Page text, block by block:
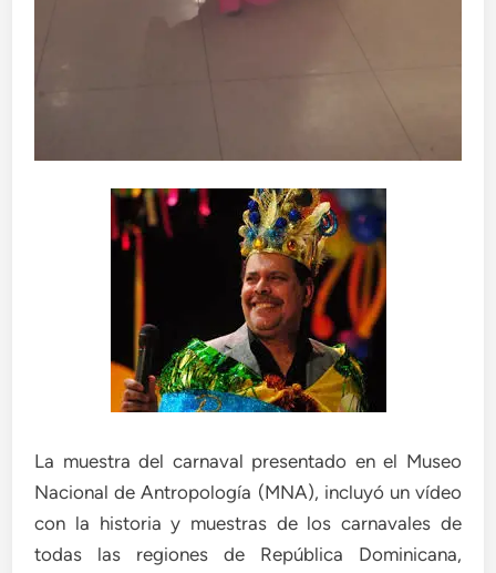
La muestra del carnaval presentado en el Museo
Nacional de Antropología (MNA), incluyó un vídeo
con la historia y muestras de los carnavales de
todas las regiones de República Dominicana,